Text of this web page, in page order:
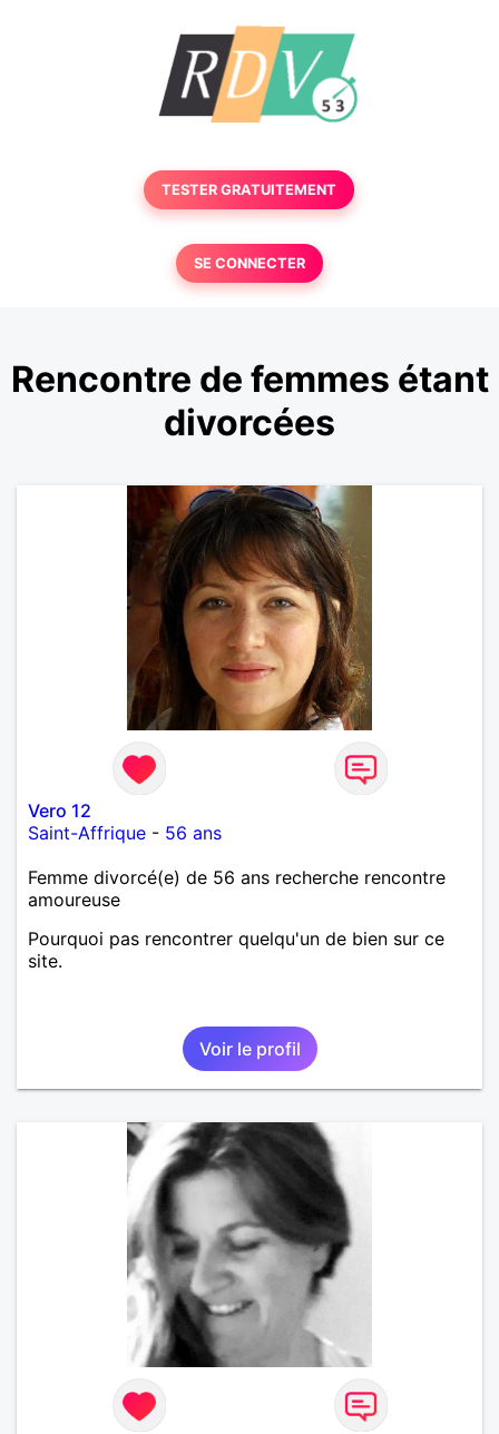
TESTER GRATUITEMENT
SE CONNECTER
Rencontre de femmes étant
divorcées
Vero 12
Saint-Affrique - 56 ans
Femme divorcé(e) de 56 ans recherche rencontre
amoureuse
Pourquoi pas rencontrer quelqu'un de bien sur ce
site.
Voir le profil